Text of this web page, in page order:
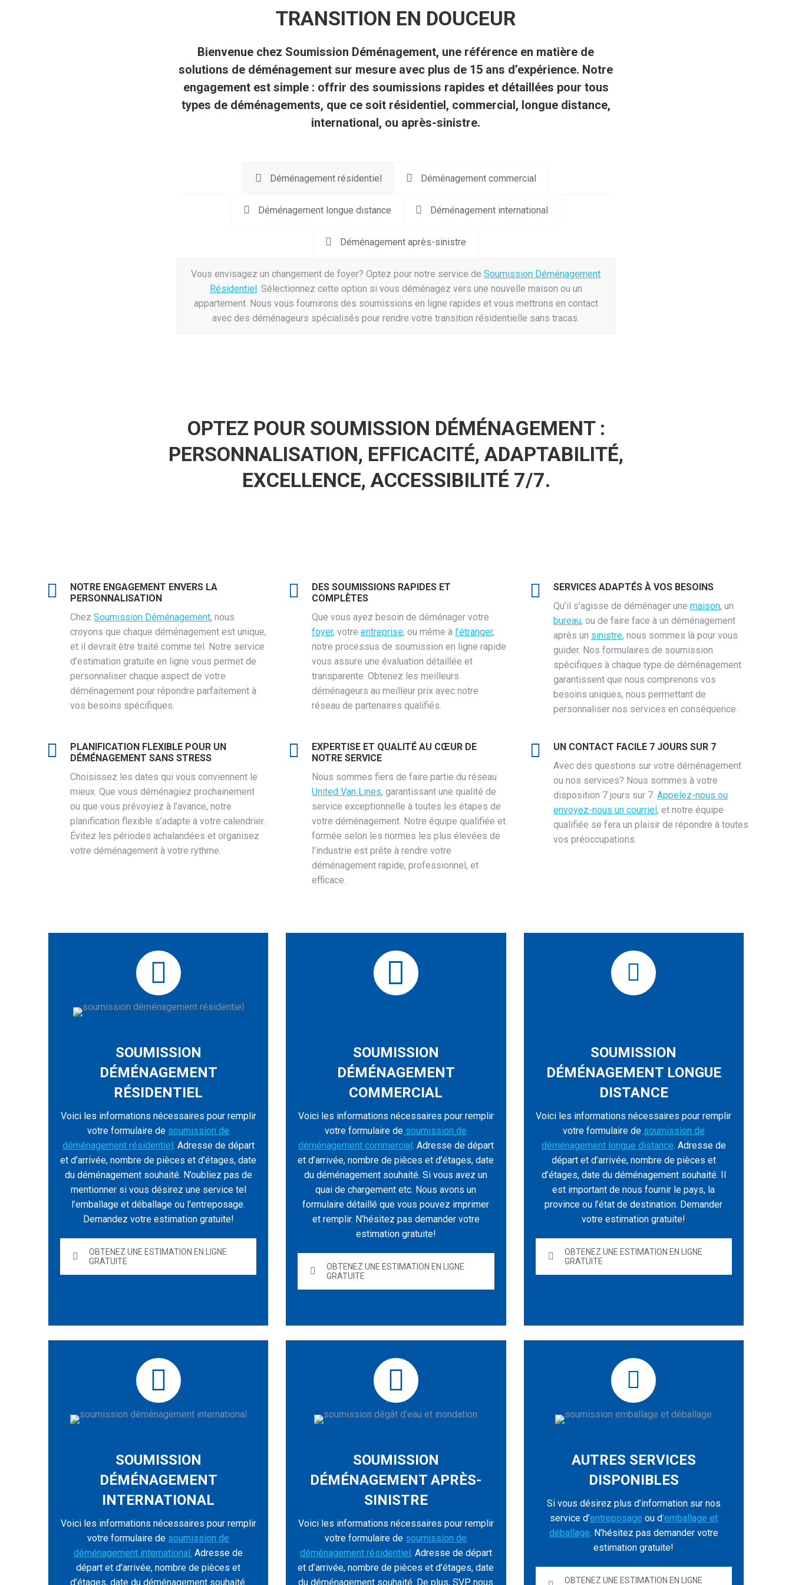
TRANSITION EN DOUCEUR
Bienvenue chez Soumission Déménagement, une référence en matière de
solutions de déménagement sur mesure avec plus de 15 ans d’expérience. Notre
engagement est simple : offrir des soumissions rapides et détaillées pour tous
types de déménagements, que ce soit résidentiel, commercial, longue distance,
international, ou après-sinistre.
Déménagement résidentiel Déménagement commercial
Déménagement longue distance Déménagement international
Déménagement après-sinistre
Vous envisagez un changement de foyer? Optez pour notre service deSoumission Déménagement
Résidentiel. Sélectionnez cette option si vous déménagez vers une nouvelle maison ou un
appartement. Nous vous fournirons des soumissions en ligne rapides et vous mettrons en contact
avec des déménageurs spécialisés pour rendre votre transition résidentielle sans tracas.
OPTEZ POUR SOUMISSION DÉMÉNAGEMENT :
PERSONNALISATION, EFFICACITÉ, ADAPTABILITÉ,
EXCELLENCE, ACCESSIBILITÉ 7/7.
NOTRE ENGAGEMENT ENVERS LA
PERSONNALISATION
Chez Soumission Déménagement, nous
croyons que chaque déménagement est unique,
et il devrait être traité comme tel. Notre service
d’estimation gratuite en ligne vous permet de
personnaliser chaque aspect de votre
déménagement pour répondre parfaitement à
vos besoins spécifiques.
DES SOUMISSIONS RAPIDES ET
COMPLÈTES
Que vous ayez besoin de déménager votre
foyer, votre entreprise, ou même à l’étranger,
notre processus de soumission en ligne rapide
vous assure une évaluation détaillée et
transparente. Obtenez les meilleurs
déménageurs au meilleur prix avec notre
réseau de partenaires qualifiés.
SERVICES ADAPTÉS À VOS BESOINS
Qu’il s’agisse de déménager une maison, un
bureau, ou de faire face à un déménagement
après un sinistre, nous sommes là pour vous
guider. Nos formulaires de soumission
spécifiques à chaque type de déménagement
garantissent que nous comprenons vos
besoins uniques, nous permettant de
personnaliser nos services en conséquence.
PLANIFICATION FLEXIBLE POUR UN
DÉMÉNAGEMENT SANS STRESS
Choisissez les dates qui vous conviennent le
mieux. Que vous déménagiez prochainement
ou que vous prévoyiez à l’avance, notre
planification flexible s’adapte à votre calendrier.
Évitez les périodes achalandées et organisez
votre déménagement à votre rythme.
EXPERTISE ET QUALITÉ AU CŒUR DE
NOTRE SERVICE
Nous sommes fiers de faire partie du réseau
United Van Lines, garantissant une qualité de
service exceptionnelle à toutes les étapes de
votre déménagement. Notre équipe qualifiée et
formée selon les normes les plus élevées de
l’industrie est prête à rendre votre
déménagement rapide, professionnel, et
efficace.
UN CONTACT FACILE 7 JOURS SUR 7
Avec des questions sur votre déménagement
ou nos services? Nous sommes à votre
disposition 7 jours sur 7. Appelez-nous ou
envoyez-nous un courriel, et notre équipe
qualifiée se fera un plaisir de répondre à toutes
vos préoccupations.
SOUMISSION
DÉMÉNAGEMENT
RÉSIDENTIEL
Voici les informations nécessaires pour remplir
votre formulaire de soumission de
déménagement résidentiel. Adresse de départ
et d’arrivée, nombre de pièces et d’étages, date
du déménagement souhaité. N’oubliez pas de
mentionner si vous désirez une service tel
l’emballage et déballage ou l’entreposage.
Demandez votre estimation gratuite!
OBTENEZ UNE ESTIMATION EN LIGNE
GRATUITE
SOUMISSION
DÉMÉNAGEMENT
COMMERCIAL
Voici les informations nécessaires pour remplir
votre formulaire de soumission de
déménagement commercial. Adresse de départ
et d’arrivée, nombre de pièces et d’étages, date
du déménagement souhaité. Si vous avez un
quai de chargement etc. Nous avons un
formulaire détaillé que vous pouvez imprimer
et remplir. N’hésitez pas demander votre
estimation gratuite!
OBTENEZ UNE ESTIMATION EN LIGNE
GRATUITE
SOUMISSION
DÉMÉNAGEMENT LONGUE
DISTANCE
Voici les informations nécessaires pour remplir
votre formulaire de soumission de
déménagement longue distance. Adresse de
départ et d’arrivée, nombre de pièces et
d’étages, date du déménagement souhaité. Il
est important de nous fournir le pays, la
province ou l’état de destination. Demander
votre estimation gratuite!
OBTENEZ UNE ESTIMATION EN LIGNE
GRATUITE
SOUMISSION
DÉMÉNAGEMENT
INTERNATIONAL
Voici les informations nécessaires pour remplir
votre formulaire de soumission de
déménagement international. Adresse de
départ et d’arrivée, nombre de pièces et
d’étages, date du déménagement souhaité.
SOUMISSION
DÉMÉNAGEMENT APRÈS-
SINISTRE
Voici les informations nécessaires pour remplir
votre formulaire de soumission de
déménagement résidentiel . Adresse de départ
et d’arrivée, nombre de pièces et d’étages, date
du déménagement souhaité. De plus, SVP nous
AUTRES SERVICES
DISPONIBLES
Si vous désirez plus d’information sur nos
service d’entreposage ou d’emballage et
déballage. N’hésitez pas demander votre
estimation gratuite!
OBTENEZ UNE ESTIMATION EN LIGNE